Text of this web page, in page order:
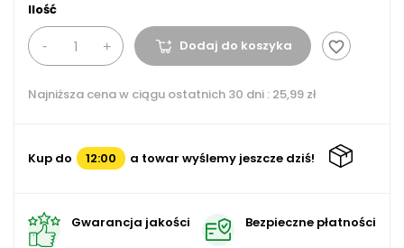
Ilość
Dodaj do koszyka favorite_border
Najniższa cena w ciągu ostatnich 30 dni : 25,99 zł
Kup do 12:00 a towar wyślemy jeszcze dziś!
Gwarancja jakości Bezpieczne płatności